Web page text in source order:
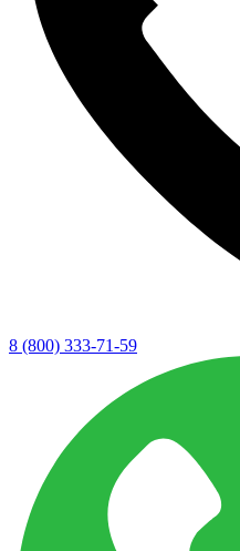
8 (800) 333-71-59